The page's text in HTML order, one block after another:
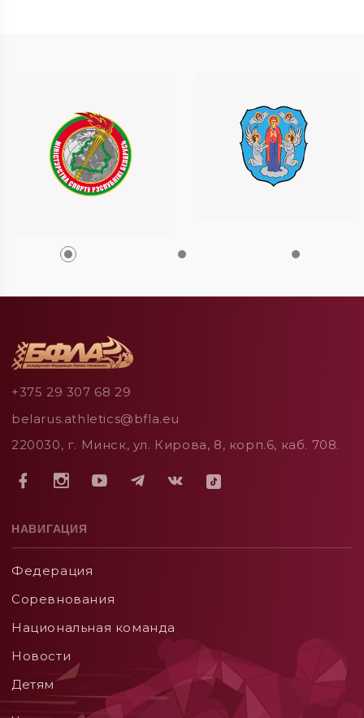
+375 29 307 68 29
belarus.athletics@bfla.eu
220030, г. Минск, ул. Кирова, 8, корп.6, каб. 708.
НАВИГАЦИЯ
Федерация
Соревнования
Национальная команда
Новости
Детям